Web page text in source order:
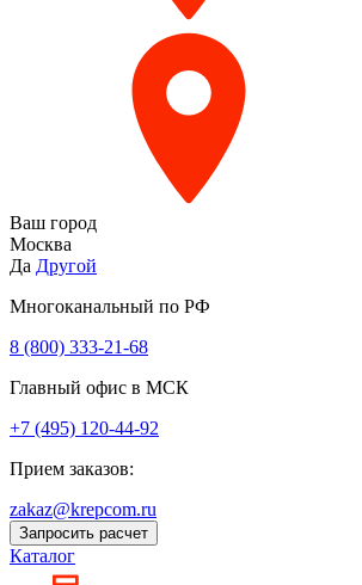
Ваш город
Москва
Да Другой
Многоканальный по РФ
8 (800) 333‑21-68
Главный офис в МСК
+7 (495) 120-44-92
Прием заказов:
zakaz@krepcom.ru
Запросить расчет
Каталог